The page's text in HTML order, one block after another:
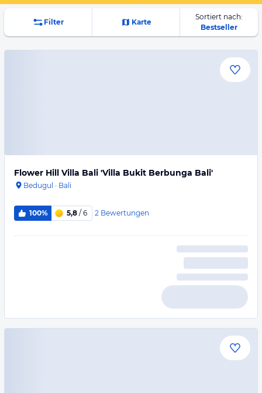
Filter Karte
Sortiert nach:
Bestseller
Flower Hill Villa Bali 'Villa Bukit Berbunga Bali'
Bedugul · Bali
100% 5,8 / 6 2 Bewertungen